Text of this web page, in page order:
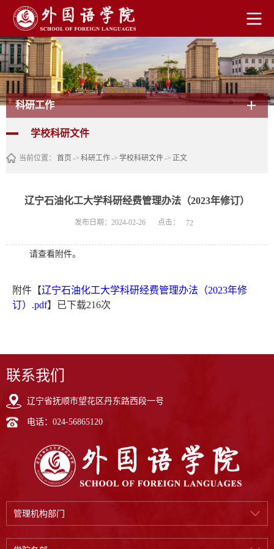
科研工作
学校科研文件
当前位置： 首页-> 科研工作-> 学校科研文件-> 正文
辽宁石油化工大学科研经费管理办法（2023年修订）
发布日期：2024-02-26 点击： 72
请查看附件。
附件【辽宁石油化工大学科研经费管理办法（2023年修
订）.pdf】已下载216次
联系我们
辽宁省抚顺市望花区丹东路西段一号
电话：024-56865120
管理机构部门